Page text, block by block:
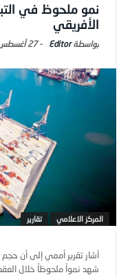
نمو ملحوظ في
الأفريقي
Editor
-27 أغسطس,2017
المركز الاعلامي تقارير
أشار تقرير أممي إلى أن حجم
شهد نمواً ملحوظاً خلال